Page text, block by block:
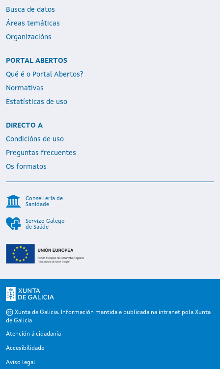
Busca de datos
Áreas temáticas
Organizacións
PORTAL ABERTOS
Qué é o Portal Abertos?
Normativas
Estatísticas de uso
DIRECTO A
Condicións de uso
Preguntas frecuentes
Os formatos
Consellería de
Sanidade
Servizo Galego
de Saúde
Xunta de Galicia. Información mantida e publicada na intranet pola Xunta
de Galicia
Atención á cidadanía
Accesibilidade
Aviso legal